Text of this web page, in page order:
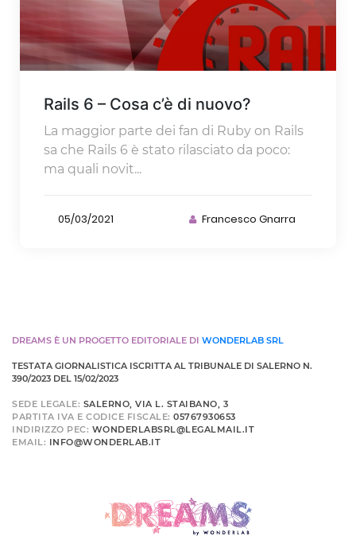
Rails 6 – Cosa c’è di nuovo?
La maggior parte dei fan di Ruby on Rails
sa che Rails 6 è stato rilasciato da poco:
ma quali novit...
05/03/2021 Francesco Gnarra
DREAMS È UN PROGETTO EDITORIALE DI WONDERLAB SRL
TESTATA GIORNALISTICA ISCRITTA AL TRIBUNALE DI SALERNO N.
390/2023 DEL 15/02/2023
SEDE LEGALE: SALERNO, VIA L. STAIBANO, 3
PARTITA IVA E CODICE FISCALE: 05767930653
INDIRIZZO PEC: WONDERLABSRL@LEGALMAIL.IT
EMAIL: INFO@WONDERLAB.IT